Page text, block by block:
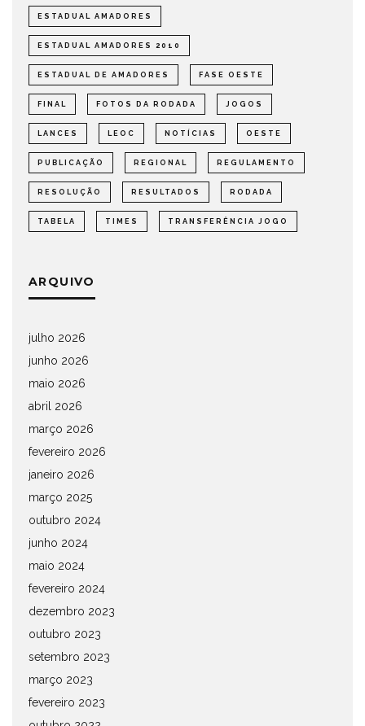
ESTADUAL AMADORES
ESTADUAL AMADORES 2010
ESTADUAL DE AMADORES FASE OESTE
FINAL FOTOS DA RODADA JOGOS
LANCES LEOC NOTÍCIAS OESTE
PUBLICAÇÃO REGIONAL REGULAMENTO
RESOLUÇÃO RESULTADOS RODADA
TABELA TIMES TRANSFERÊNCIA JOGO
ARQUIVO
julho 2026
junho 2026
maio 2026
abril 2026
março 2026
fevereiro 2026
janeiro 2026
março 2025
outubro 2024
junho 2024
maio 2024
fevereiro 2024
dezembro 2023
outubro 2023
setembro 2023
março 2023
fevereiro 2023